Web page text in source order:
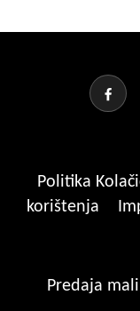
Politika
korištenja
Predaja